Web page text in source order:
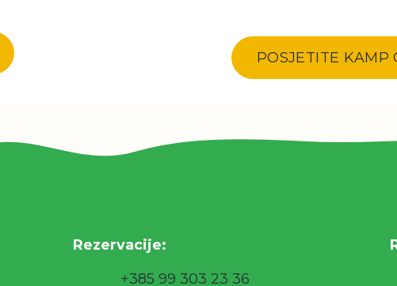
POSJETITE KAMP
Rezervacije:
+385 99 303 23 36